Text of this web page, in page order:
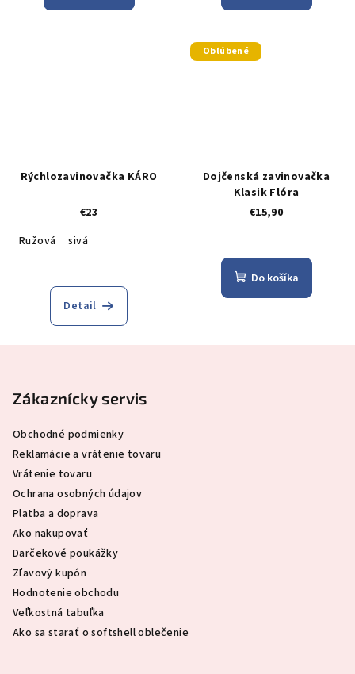
Rýchlozavinovačka KÁRO
€23
Ružová
sivá
Detail
Obľúbené
Dojčenská zavinovačka
Klasik Flóra
€15,90
Do košíka
Zákaznícky servis
Obchodné podmienky
Reklamácie a vrátenie tovaru
Vrátenie tovaru
Ochrana osobných údajov
Platba a doprava
Ako nakupovať
Darčekové poukážky
Zľavový kupón
Hodnotenie obchodu
Veľkostná tabuľka
Ako sa starať o softshell oblečenie